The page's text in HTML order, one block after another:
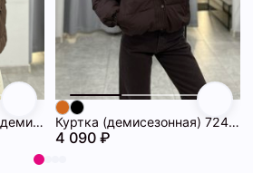
Куртка с капюшоном (демисезонная) 72462086\1013 Куртка (демисезонная) 72462069\1013
4 090 ₽